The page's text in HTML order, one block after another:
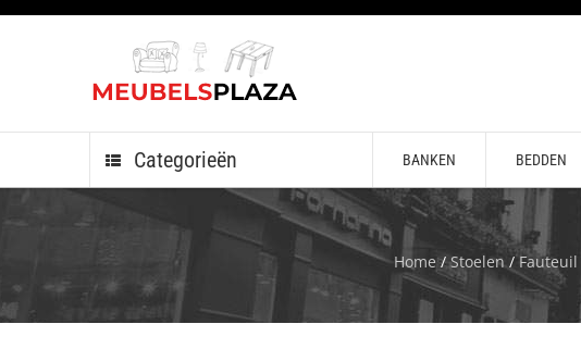
Categorieën BANKEN BEDDEN
Home/Stoelen/Fauteuil